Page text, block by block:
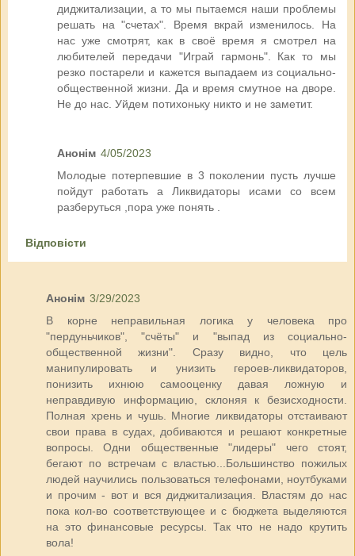
диджитализации, а то мы пытаемся наши проблемы
решать на "счетах". Время вкрай изменилось. На
нас уже смотрят, как в своё время я смотрел на
любителей передачи "Играй гармонь". Как то мы
резко постарели и кажется выпадаем из социально-
общественной жизни. Да и время смутное на дворе.
Не до нас. Уйдем потихоньку никто и не заметит.
Анонім 4/05/2023
Молодые потерпевшие в 3 поколении пусть лучше
пойдут работать а Ликвидаторы исами со всем
разберуться ,пора уже понять .
Відповісти
Анонім 3/29/2023
В корне неправильная логика у человека про
"пердуньчиков", "счёты" и "выпад из социально-
общественной жизни". Сразу видно, что цель
манипулировать и унизить героев-ликвидаторов,
понизить ихнюю самооценку давая ложную и
неправдивую информацию, склоняя к безисходности.
Полная хрень и чушь. Многие ликвидаторы отстаивают
свои права в судах, добиваются и решают конкретные
вопросы. Одни общественные "лидеры" чего стоят,
бегают по встречам с властью...Большинство пожилых
людей научились пользоваться телефонами, ноутбуками
и прочим - вот и вся диджитализация. Властям до нас
пока кол-во соответствующее и с бюджета выделяются
на это финансовые ресурсы. Так что не надо крутить
вола!